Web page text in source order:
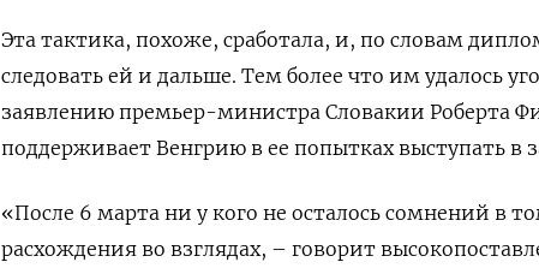
Эта тактика, похоже, сработала, и, по словам
следовать ей и дальше. Тем более что им удалось
заявлению премьер-министра Словакии Роберта
поддерживает Венгрию в ее попытках выступать в
«После 6 марта ни у кого не осталось сомнений в
расхождения во взглядах, – говорит